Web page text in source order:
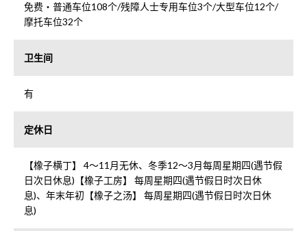
免费・普通车位108个/残障人士专用车位3个/大型车位12个/
摩托车位32个
卫生间
有
定休日
【橡子横丁】 4～11月无休、冬季12～3月每周星期四(遇节假
日次日休息)【橡子工房】 每周星期四(遇节假日时次日休
息)、年末年初【橡子之汤】 每周星期四(遇节假日时次日休
息)